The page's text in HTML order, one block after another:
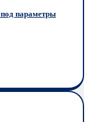
параметры